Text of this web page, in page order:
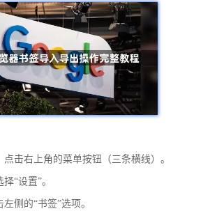
击右上角的菜单按钮（三条横线）。
“设置”。
侧的“书签”选项。